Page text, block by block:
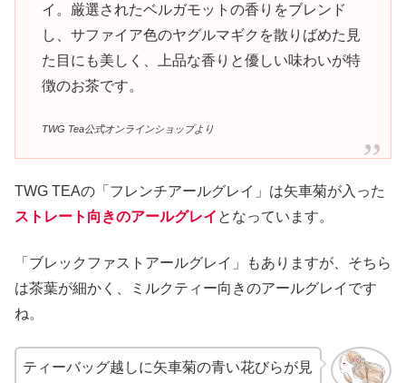
イ。厳選されたベルガモットの香りをブレンド
し、サファイア色のヤグルマギクを散りばめた見
た目にも美しく、上品な香りと優しい味わいが特
徴のお茶です。
TWG Tea公式オンラインショップより
TWG TEAの「フレンチアールグレイ」は矢車菊が入った
ストレート向きのアールグレイ となっています。
「ブレックファストアールグレイ」もありますが、そちら
は茶葉が細かく、ミルクティー向きのアールグレイです
ね。
ティーバッグ越しに矢車菊の青い花びらが見